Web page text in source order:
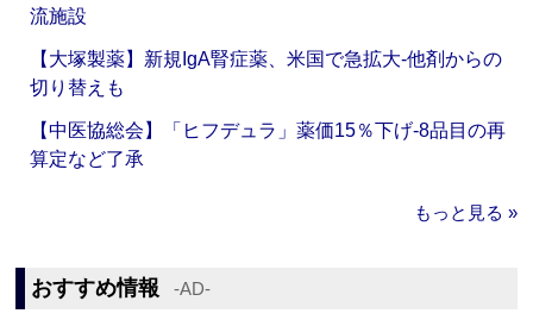
流施設
【大塚製薬】新規IgA腎症薬、米国で急拡大‐他剤からの
切り替えも
【中医協総会】「ヒフデュラ」薬価15％下げ‐8品目の再
算定など了承
もっと見る »
おすすめ情報 ‐AD‐